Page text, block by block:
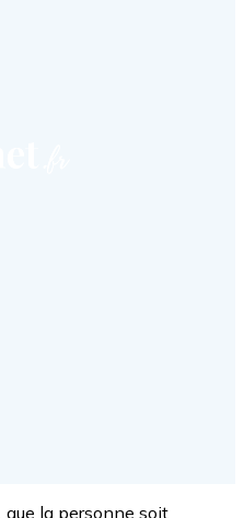
que la personne soit